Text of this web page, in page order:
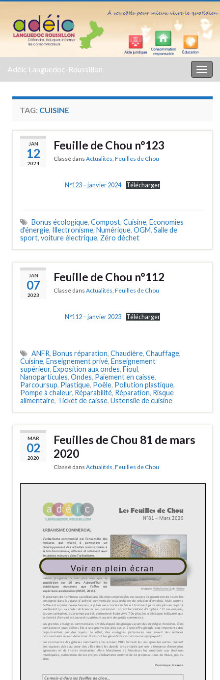
Adéic Languedoc-Roussillon
TAG: CUISINE
JAN
12
2024
Feuille de Chou n°123
Classé dans Actualités, Feuilles de Chou
N°123 – janvier 2024 Télécharger
Bonus écologique, Compost, Cuisine, Economies
d'énergie, Illectronisme, Numérique, OGM, Salle de
sport, voiture électrique, Zéro déchet
JAN
07
2023
Feuille de Chou n°112
Classé dans Actualités Feuilles de Chou
N°112 – janvier 2023 Télécharger
ANFR, Bonus réparation, Chaudière, Chauffage,
Cuisine, Enseignement privé, Enseignement
supérieur, Exposition aux ondes, Fioul,
Nanoparticules, Ondes, Paiement en caisse,
Parcoursup, Plastique, Poêle, Pollution plastique,
Pompe à chaleur, Réparabilité, Réparation, Risque
alimentaire, Ticket de caisse, Ustensile de cuisine
MAR
02
2020
Feuilles de Chou 81 de mars
2020
Classé dans Actualités Feuilles de Chou
Voir en plein écran